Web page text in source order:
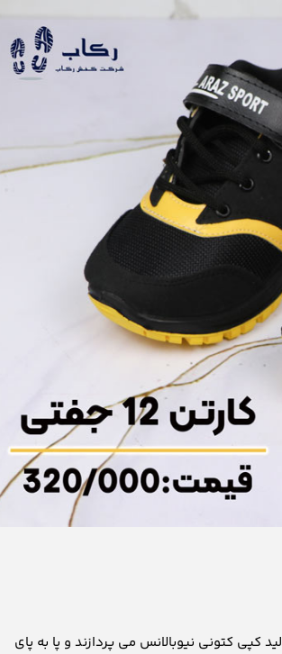
کتونی نیوبالانس می پردازند و پا به پای